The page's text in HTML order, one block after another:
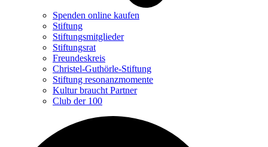
Spenden online kaufen
Stiftung
Stiftungsmitglieder
Stiftungsrat
Freundeskreis
Christel-Guthörle-Stiftung
Stiftung resonanzmomente
Kultur braucht Partner
Club der 100